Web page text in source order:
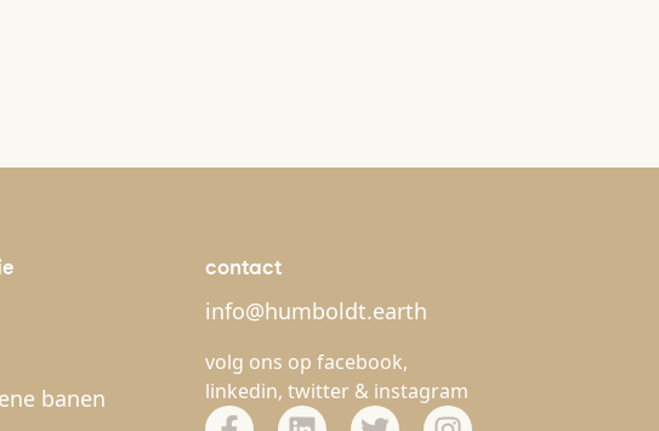
banen
contact
info@humboldt.earth
volg ons op facebook,
linkedin, twitter & instagram